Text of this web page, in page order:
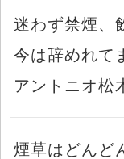
迷わず禁煙、
今は辞めれて
アントニオ松
煙草はどんど